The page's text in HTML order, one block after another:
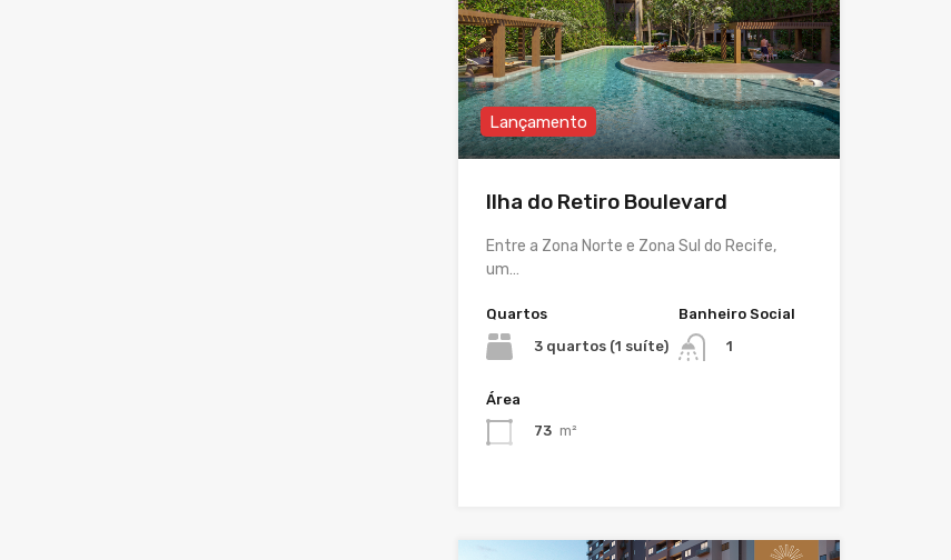
Lançamento
Ilha do Retiro Boulevard
Entre a Zona Norte e Zona Sul do Recife,
um…
Quartos
3 quartos (1 suíte)
Banheiro Social
1
Área
73 m²